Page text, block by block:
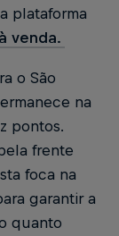
plataforma
venda.
o São
na
pontos.
frente
foca na
garantir a
quanto